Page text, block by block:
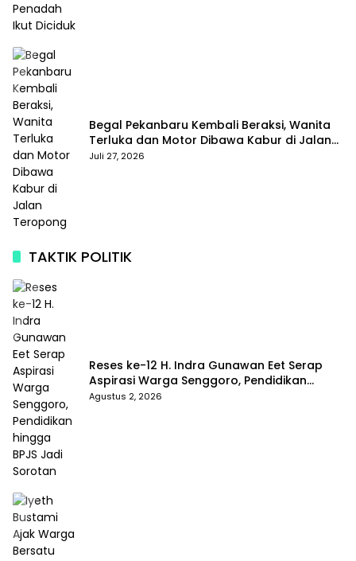
Begal Pekanbaru Kembali Beraksi, Wanita
Terluka dan Motor Dibawa Kabur di Jalan
Teropong
Juli 27, 2026
TAKTIK POLITIK
Reses ke-12 H. Indra Gunawan Eet Serap
Aspirasi Warga Senggoro, Pendidikan
hingga BPJS Jadi Sorotan
Agustus 2, 2026